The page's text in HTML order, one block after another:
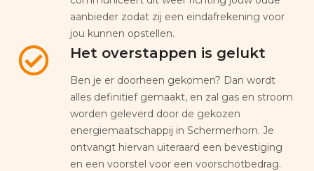
aanbieder zodat zij een eindafrekening voor
jou kunnen opstellen.
Het overstappen is gelukt
Ben je er doorheen gekomen? Dan wordt
alles definitief gemaakt, en zal gas en stroom
worden geleverd door de gekozen
energiemaatschappij in Schermerhorn. Je
ontvangt hiervan uiteraard een bevestiging
en een voorstel voor een voorschotbedrag.